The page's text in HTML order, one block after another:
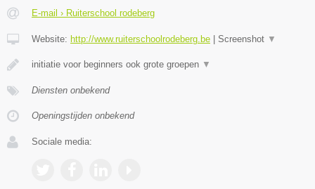
E-mail › Ruiterschool rodeberg
Website: http://www.ruiterschoolrodeberg.be | Screenshot ▼
initiatie voor beginners ook grote groepen ▼
Diensten onbekend
Openingstijden onbekend
Sociale media: